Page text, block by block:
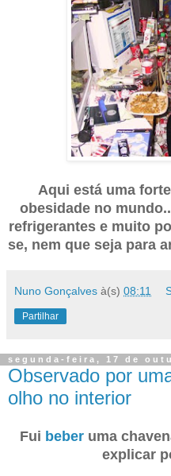
Aqui está uma
obesidade no
refrigerantes e muito
se, nem que seja para
Nuno Gonçalves à(s) 08:11
Partilhar
segunda-feira, 17 de
Observado por
olho no interior
Fui beber uma
explicar